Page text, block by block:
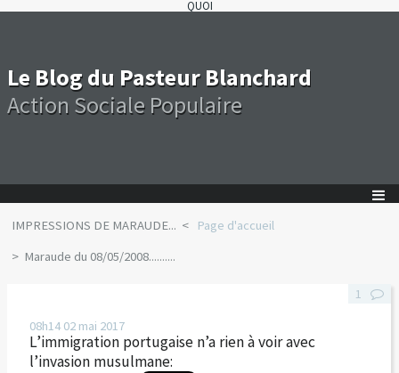
QUOI
Le Blog du Pasteur Blanchard
Action Sociale Populaire
IMPRESSIONS DE MARAUDE...
Page d'accueil
Maraude du 08/05/2008..........
08h14 02 mai 2017
L’immigration portugaise n’a rien à voir avec
l’invasion musulmane:
1